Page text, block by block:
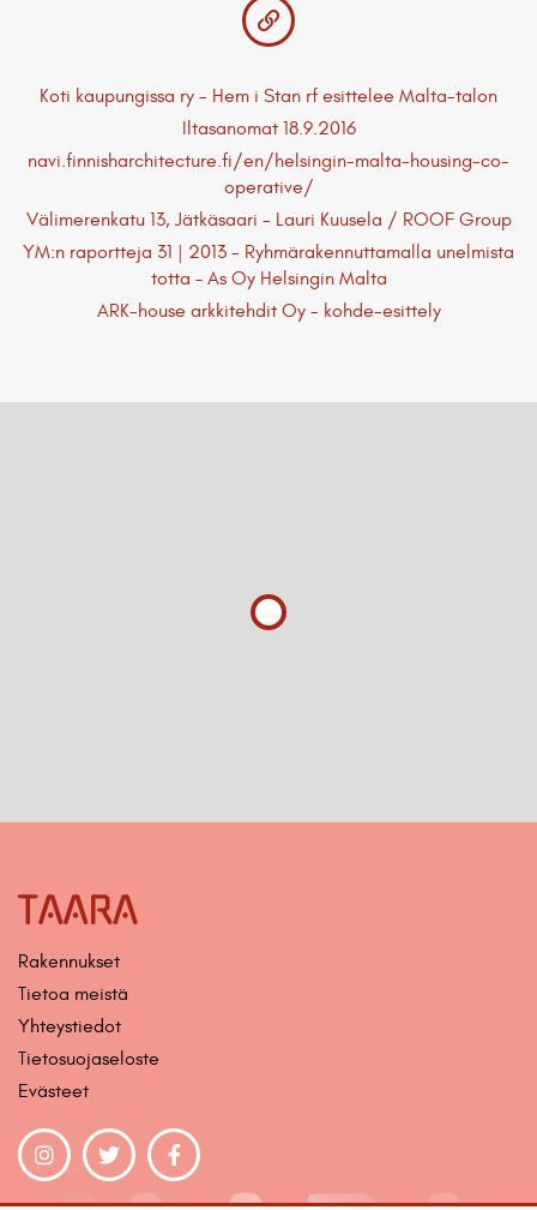
Koti kaupungissa ry - Hem i Stan rf esittelee Malta-talon
Iltasanomat 18.9.2016
navi.finnisharchitecture.fi/en/helsingin-malta-housing-co-
operative/
Välimerenkatu 13, Jätkäsaari - Lauri Kuusela / ROOF Group
YM:n raportteja 31 | 2013 - Ryhmärakennuttamalla unelmista
totta – As Oy Helsingin Malta
ARK-house arkkitehdit Oy - kohde-esittely
Rakennukset
Tietoa meistä
Yhteystiedot
Tietosuojaseloste
Evästeet